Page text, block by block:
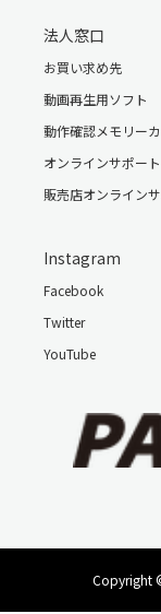
法人窓口
お買い求め先
動画再生用ソフト
動作確認メモリー
オンラインサポート
販売店オンライン
Instagram
Facebook
Twitter
YouTube
Copyright